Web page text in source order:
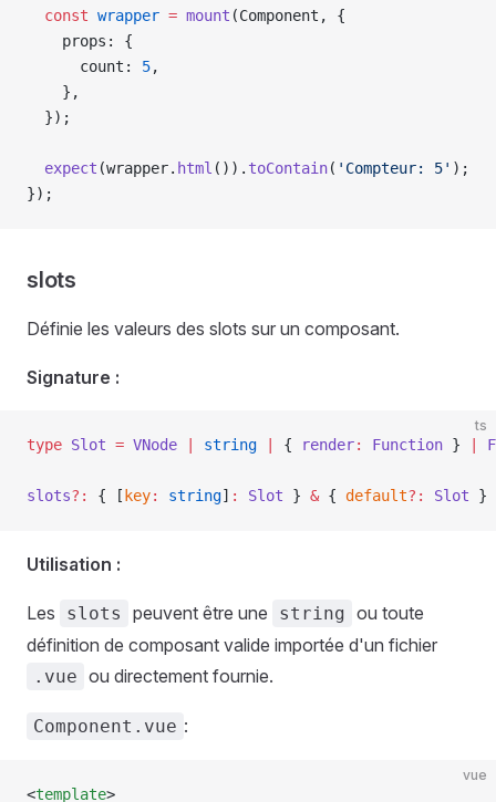
  const
wrapper = mount (Component , {
    props
: {
      count
: 5,
    },
  });
  expect
(wrapper. html ()). toContain( 'Compteur: 5' );
});
slots
Définie les valeurs des slots sur un composant.
Signature :
ts
type Slot = VNode string { render: Function }
slots?: { [ key: string] : Slot } & { default? : Slot }
Utilisation :
Les slots peuvent être une string ou toute
définition de composant valide importée d'un fichier
.vue ou directement fournie.
Component.vue :
vue
<template>